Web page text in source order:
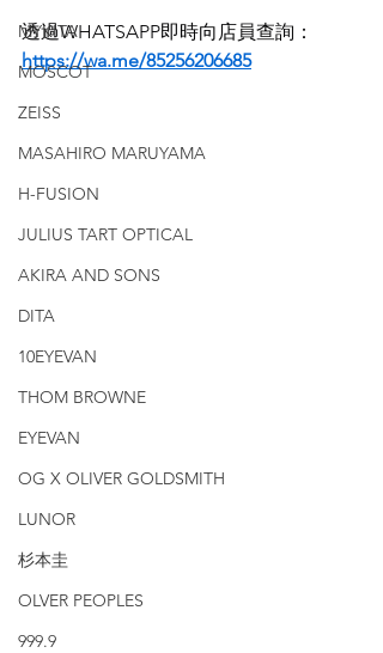
MYKITA
MOSCOT
ZEISS
MASAHIRO MARUYAMA
H-FUSION
JULIUS TART OPTICAL
AKIRA AND SONS
DITA
10EYEVAN
THOM BROWNE
EYEVAN
OG X OLIVER GOLDSMITH
LUNOR
杉本圭
OLVER PEOPLES
999.9
透過WHATSAPP即時向店員查詢：
https://wa.me/85256206685